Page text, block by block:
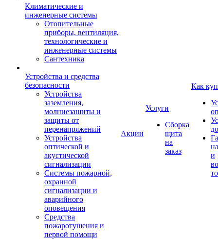
Климатические и
инженерные системы
Отопительные
приборы, вентиляция,
технологические и
инженерные системы
Сантехника
Устройства и средства
безопасности
Устройства
заземления,
молниезащиты и
защиты от
перенапряжений
Устройства
оптической и
акустической
сигнализации
Системы пожарной,
охранной
сигнализации и
аварийного
оповещения
Средства
пожаротушения и
первой помощи
Акции
Услуги
Сборка
щита
на
заказ
Как
и